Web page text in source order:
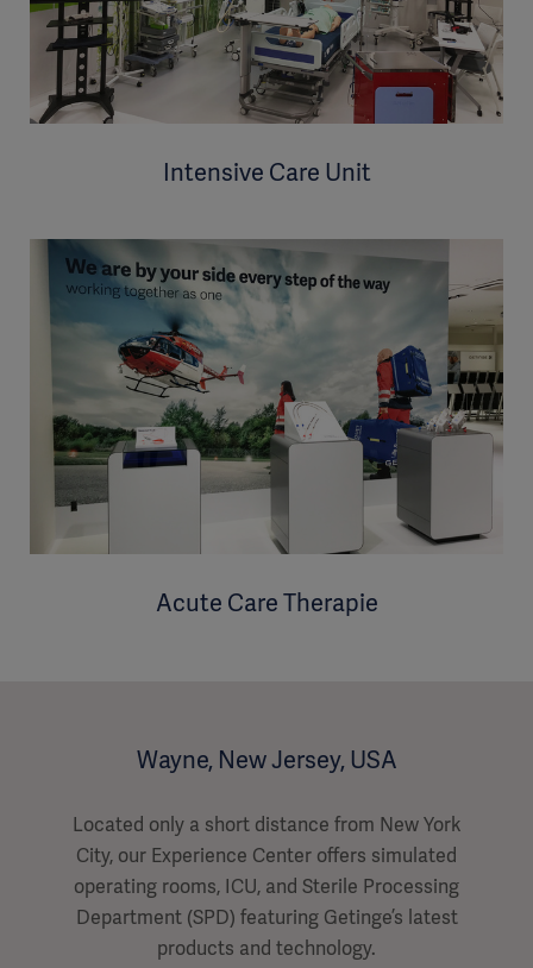
Intensive Care Unit
Acute Care Therapie
Wayne, New Jersey, USA
Located only a short distance from New York
City, our Experience Center offers simulated
operating rooms, ICU, and Sterile Processing
Department (SPD) featuring Getinge’s latest
products and technology.